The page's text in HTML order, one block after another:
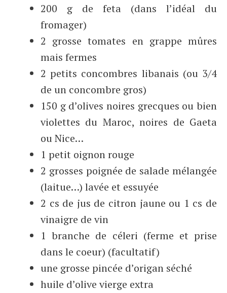
200 g de feta (dans l’idéal du
fromager)
2 grosse tomates en grappe mûres
mais fermes
2 petits concombres libanais (ou 3/4
de un concombre gros)
150 g d’olives noires grecques ou bien
violettes du Maroc, noires de Gaeta
ou Nice…
1 petit oignon rouge
2 grosses poignée de salade mélangée
(laitue…) lavée et essuyée
2 cs de jus de citron jaune ou 1 cs de
vinaigre de vin
1 branche de céleri (ferme et prise
dans le coeur) (facultatif)
une grosse pincée d’origan séché
huile d’olive vierge extra